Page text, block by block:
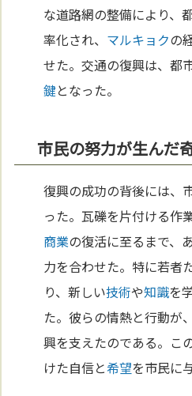
な道路網の整備により、
率化され、 マルキョクの
せた。交通の復興は、都
鍵となった。
市民の努力が生んだ
復興の成功の背後には、
った。瓦礫を片付ける作
商業の復活に至るまで、
力を合わせた。特に若者
り、新しい技術や知識を
た。彼らの情熱と行動が、
興を支えたのである。こ
けた自信と希望を市民に